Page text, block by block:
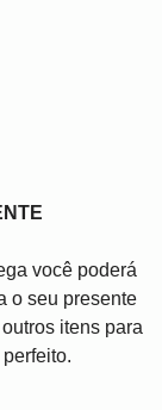
você poder
o seu presente
itens para